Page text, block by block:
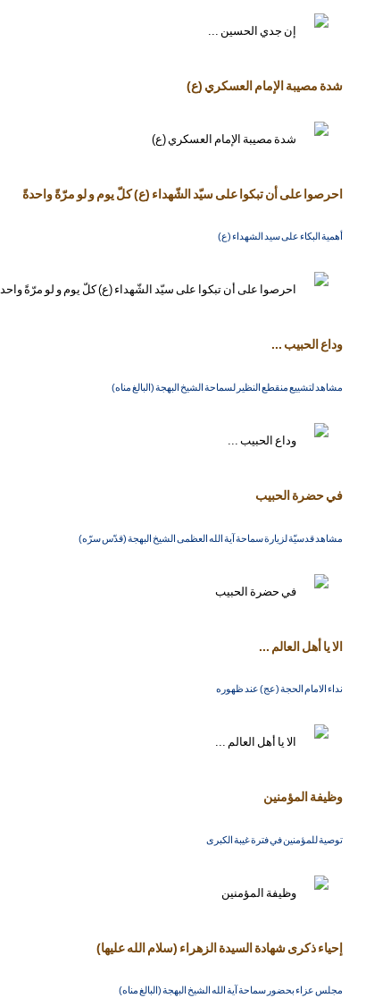
شدة مصيبة الإمام العسكري (ع)
احرصوا على أن تبكوا على سيّد الشّهداء (ع) كلّ يوم و لو مرّةً واحدةً
أهمية البكاء على سيد الشهداء (ع)
وداع الحبيب ...
مشاهد لتشييع منقطع النظير لسماحة الشيخ البهجة (البالغ مناه)
في حضرة الحبيب
مشاهد قدسيّة لزيارة سماحة آية الله العظمى الشيخ البهجة (قدّس سرّه)
الا يا أهل العالم ...
نداء الامام الحجة (عج) عند ظهوره
وظيفة المؤمنين
توصية للمؤمنين في فترة غيبة الكبرى
إحياء ذكرى شهادة السيدة الزهراء (سلام الله عليها)
مجلس عزاء بحضور سماحة آية الله الشيخ البهجة (البالغ مناه)